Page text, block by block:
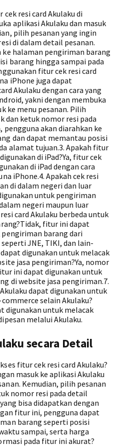
resi card Akulaku di
aplikasi Akulaku dan masuk
pilih pesanan yang ingin
di dalam detail pesanan.
ke halaman pengiriman barang
barang hingga sampai pada
fitur cek resi card
iPhone juga dapat
Akulaku dengan cara yang
yakni dengan membuka
ke menu pesanan. Pilih
dan ketuk nomor resi pada
pengguna akan diarahkan ke
dan dapat memantau posisi
alamat tujuan.3. Apakah fitur
di iPad?Ya, fitur cek
di iPad dengan cara
iPhone.4. Apakah cek resi
di dalam negeri dan luar
untuk pengiriman
negeri maupun luar
card Akulaku berbeda untuk
fitur ini dapat
barang dari
JNE, TIKI, dan lain-
digunakan untuk melacak
jasa pengiriman?Ya, nomor
ini dapat digunakan untuk
di website jasa pengiriman.7.
dapat digunakan untuk
selain Akulaku?
digunakan untuk melacak
melalui Akulaku.
secara Detail
fitur cek resi card Akulaku?
masuk ke aplikasi Akulaku
Kemudian, pilih pesanan
nomor resi pada detail
bisa didapatkan dengan
fitur ini, pengguna dapat
barang seperti posisi
sampai, serta harga
pada fitur ini akurat?